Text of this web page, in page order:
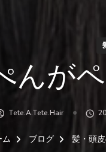
んが
Tete.a.tete.hair
ム ブログ 髪・頭